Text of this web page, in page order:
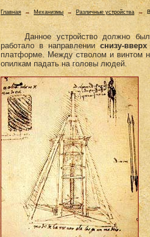
Главная→ Механизмы →Различные устройства →
Данное устройство должно
работало в направленииснизу-вверх
платформе. Между стволом и винтом
опилкам падать на головы людей.